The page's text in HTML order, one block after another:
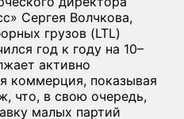
Сергея Волчкова,
грузов (LTL)
год к году на 10–
активно
коммерция, показывая
что, в свою очередь,
малых партий